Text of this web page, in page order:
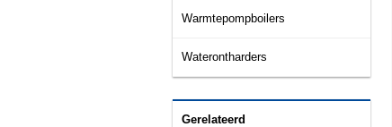
Warmtepompboilers
Waterontharders
Gerelateerd